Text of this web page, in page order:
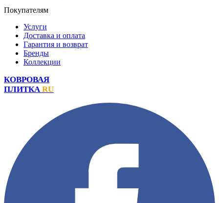
Покупателям
Услуги
Доставка и оплата
Гарантия и возврат
Бренды
Коллекции
КОВРОВАЯ
ПЛИТКА RU